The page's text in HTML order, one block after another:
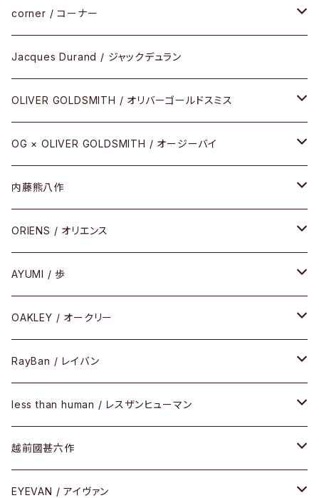
サングラス
アパレル
その他
CELLULOID（CRAFTSMAN EDITION）
SHINBARI（CRAFTSMAN EDITION）
URUSHI（CRAFTSMAN EDITION）
REVIVAL EDITION
HEAVY EDITION
COMBI （コンビシリーズ）
PREMIUM（プレミアムシリーズ）
PLASTIC（プラスティックシリーズ）
SIRMONT（サーモントシリーズ）
SUNSHIFT
ケア用品
corner / コーナー
リサーチシリーズ
サブリメイションシリーズ
Jacques Durand / ジャックデュラン
OLIVER GOLDSMITH / オリバーゴールドスミス
メタル
セル
コンビ
OG × OLIVER GOLDSMITH / オージーバイ
メタル
セル
コンビ
内藤熊八作
セル
メタル
コンビ
ORIENS / オリエンス
セルフレーム
メタルフレーム
その他
AYUMI / 歩
セルフレーム
OAKLEY / オークリー
メガネフレーム
サングラス
Frogskins(フロッグスキン )
Latch(ラッチ)
その他
修理
RayBan / レイバン
メガネフレーム
サングラス
その他
less than human / レスザンヒューマン
メガネフレーム
サングラス
越前國甚六作
セルフレーム
EYEVAN / アイヴァン